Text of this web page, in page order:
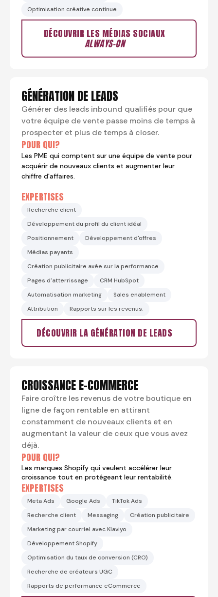
Optimisation créative continue
DÉCOUVRIR LES MÉDIAS SOCIAUX
ALWAYS-ON
GÉNÉRATION DE LEADS
Générer des leads inbound qualifiés pour que
votre équipe de vente passe moins de temps à
prospecter et plus de temps à closer.
POUR QUI?
Les PME qui comptent sur une équipe de vente pour
acquérir de nouveaux clients et augmenter leur
chiffre d'affaires.
EXPERTISES
Recherche client
Développement du profil du client idéal
Positionnement
Développement d'offres
Médias payants
Création publicitaire axée sur la performance
Pages d'atterrissage
CRM HubSpot
Automatisation marketing
Sales enablement
Attribution
Rapports sur les revenus.
DÉCOUVRIR LA GÉNÉRATION DE LEADS
CROISSANCE E-COMMERCE
Faire croître les revenus de votre boutique en
ligne de façon rentable en attirant
constamment de nouveaux clients et en
augmentant la valeur de ceux que vous avez
déjà.
POUR QUI?
Les marques Shopify qui veulent accélérer leur
croissance tout en protégeant leur rentabilité.
EXPERTISES
Meta Ads Google Ads
TikTok Ads
Recherche client
Messaging
Création publicitaire
Marketing par courriel avec Klaviyo
Développement Shopify
Optimisation du taux de conversion (CRO)
Recherche de créateurs UGC
Rapports de performance eCommerce